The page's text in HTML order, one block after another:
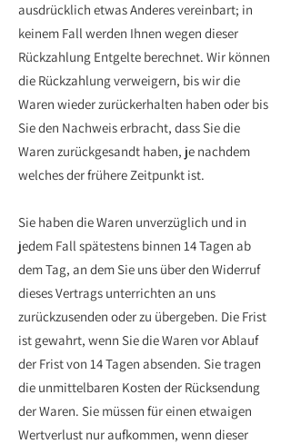
ausdrücklich etwas Anderes vereinbart; in
keinem Fall werden Ihnen wegen dieser
Rückzahlung Entgelte berechnet. Wir können
die Rückzahlung verweigern, bis wir die
Waren wieder zurückerhalten haben oder bis
Sie den Nachweis erbracht, dass Sie die
Waren zurückgesandt haben, je nachdem
welches der frühere Zeitpunkt ist.
Sie haben die Waren unverzüglich und in
jedem Fall spätestens binnen 14 Tagen ab
dem Tag, an dem Sie uns über den Widerruf
dieses Vertrags unterrichten an uns
zurückzusenden oder zu übergeben. Die Frist
ist gewahrt, wenn Sie die Waren vor Ablauf
der Frist von 14 Tagen absenden. Sie tragen
die unmittelbaren Kosten der Rücksendung
der Waren. Sie müssen für einen etwaigen
Wertverlust nur aufkommen, wenn dieser